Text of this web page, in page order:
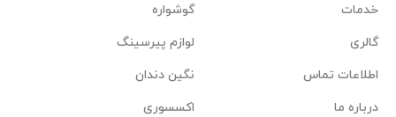
خدمات
گالری
اطلاعات تماس
درباره ما
گوشواره
لوازم پیرسینگ
نگین دندان
اکسسوری